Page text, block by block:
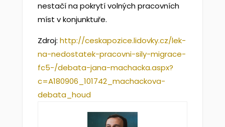
nestačí na pokrytí volných pracovních
míst v konjunktuře.
Zdroj: http://ceskapozice.lidovky.cz/lek-
na-nedostatek-pracovni-sily-migrace-
fc5-/debata-jana-machacka.aspx?
c=A180906_101742_machackova-
debata_houd